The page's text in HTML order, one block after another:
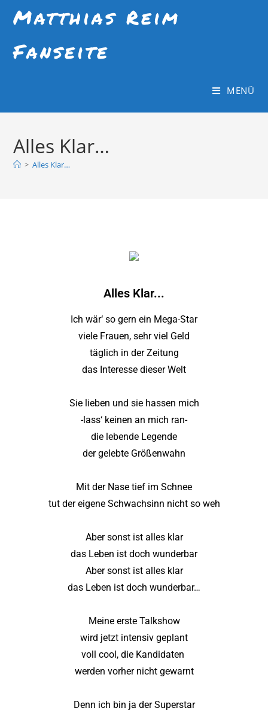
Matthias Reim
Fanseite
MENÜ
Alles Klar…
> Alles Klar…
Alles Klar...
Ich wär‘ so gern ein Mega-Star
viele Frauen, sehr viel Geld
täglich in der Zeitung
das Interesse dieser Welt
Sie lieben und sie hassen mich
-lass‘ keinen an mich ran-
die lebende Legende
der gelebte Größenwahn
Mit der Nase tief im Schnee
tut der eigene Schwachsinn nicht so weh
Aber sonst ist alles klar
das Leben ist doch wunderbar
Aber sonst ist alles klar
das Leben ist doch wunderbar…
Meine erste Talkshow
wird jetzt intensiv geplant
voll cool, die Kandidaten
werden vorher nicht gewarnt
Denn ich bin ja der Superstar